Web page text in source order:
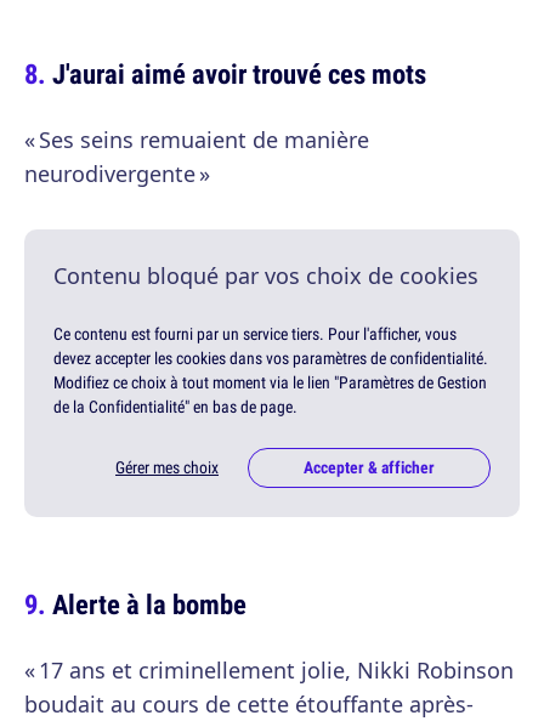
J'aurai aimé avoir trouvé ces mots
« Ses seins remuaient de manière
neurodivergente »
Contenu bloqué par vos choix de cookies
Ce contenu est fourni par un service tiers. Pour l'afficher, vous
devez accepter les cookies dans vos paramètres de confidentialité.
Modifiez ce choix à tout moment via le lien "Paramètres de Gestion
de la Confidentialité" en bas de page.
Gérer mes choix Accepter & afficher
Alerte à la bombe
« 17 ans et criminellement jolie, Nikki Robinson
boudait au cours de cette étouffante après-